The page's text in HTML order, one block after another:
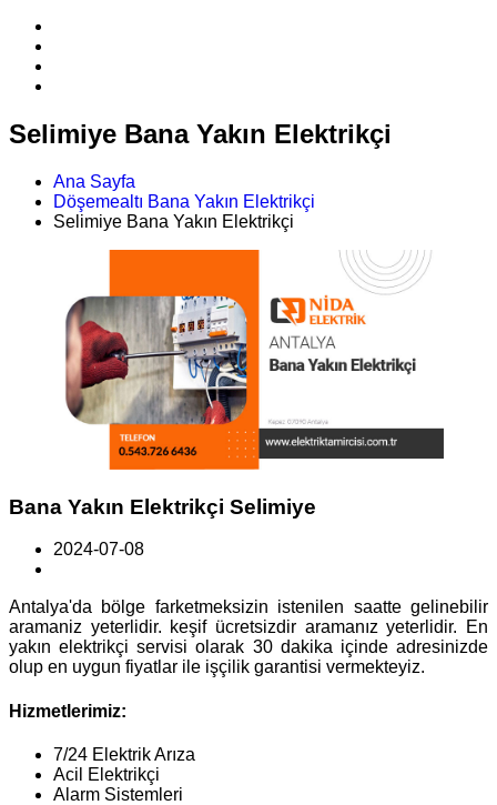
Selimiye Bana Yakın Elektrikçi
Ana Sayfa
Döşemealtı Bana Yakın Elektrikçi
Selimiye Bana Yakın Elektrikçi
Bana Yakın Elektrikçi Selimiye
2024-07-08
Antalya'da bölge farketmeksizin istenilen saatte gelinebilir
aramaniz yeterlidir. keşif ücretsizdir aramanız yeterlidir. En
yakın elektrikçi servisi olarak 30 dakika içinde adresinizde
olup en uygun fiyatlar ile işçilik garantisi vermekteyiz.
Hizmetlerimiz:
7/24 Elektrik Arıza
Acil Elektrikçi
Alarm Sistemleri